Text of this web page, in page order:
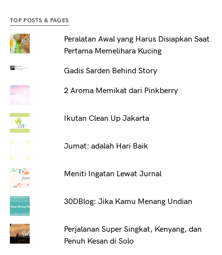
TOP POSTS & PAGES
Peralatan Awal yang Harus Disiapkan Saat
Pertama Memelihara Kucing
Gadis Sarden Behind Story
2 Aroma Memikat dari Pinkberry
Ikutan Clean Up Jakarta
Jumat: adalah Hari Baik
Meniti Ingatan Lewat Jurnal
30DBlog: Jika Kamu Menang Undian
Perjalanan Super Singkat, Kenyang, dan
Penuh Kesan di Solo